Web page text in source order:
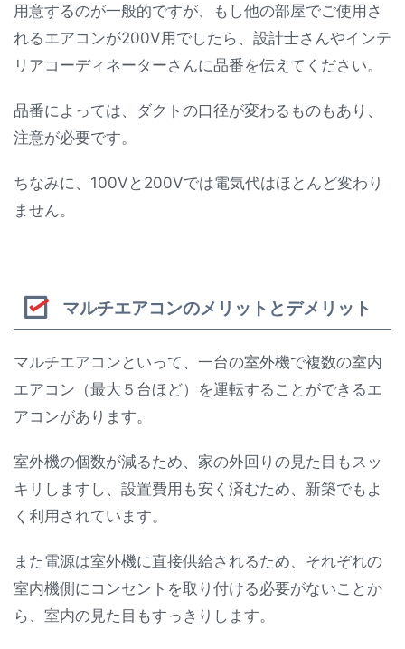
用意するのが一般的ですが、もし他の部屋でご使用さ
れるエアコンが200V用でしたら、設計士さんやインテ
リアコーディネーターさんに品番を伝えてください。
品番によっては、ダクトの口径が変わるものもあり、
注意が必要です。
ちなみに、100Vと200Vでは電気代はほとんど変わり
ません。
マルチエアコンのメリットとデメリット
マルチエアコンといって、一台の室外機で複数の室内
エアコン（最大５台ほど）を運転することができるエ
アコンがあります。
室外機の個数が減るため、家の外回りの見た目もスッ
キリしますし、設置費用も安く済むため、新築でもよ
く利用されています。
また電源は室外機に直接供給されるため、それぞれの
室内機側にコンセントを取り付ける必要がないことか
ら、室内の見た目もすっきりします。